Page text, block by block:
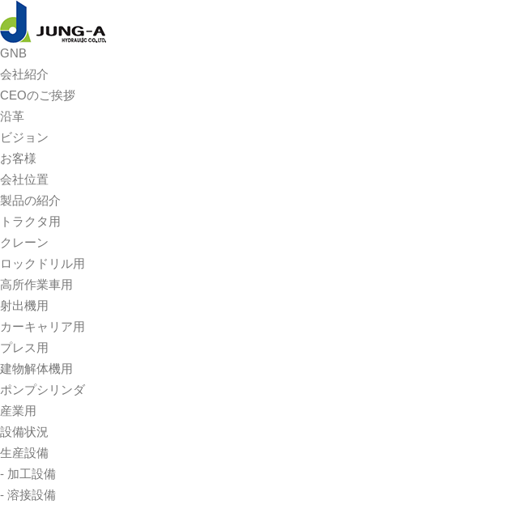
메뉴 바로가기
GNB
会社紹介
CEOのご挨拶
沿革
ビジョン
お客様
会社位置
製品の紹介
トラクタ用
クレーン
ロックドリル用
高所作業車用
射出機用
カーキャリア用
プレス用
建物解体機用
ポンプシリンダ
産業用
設備状況
生産設備
- 加工設備
- 溶接設備